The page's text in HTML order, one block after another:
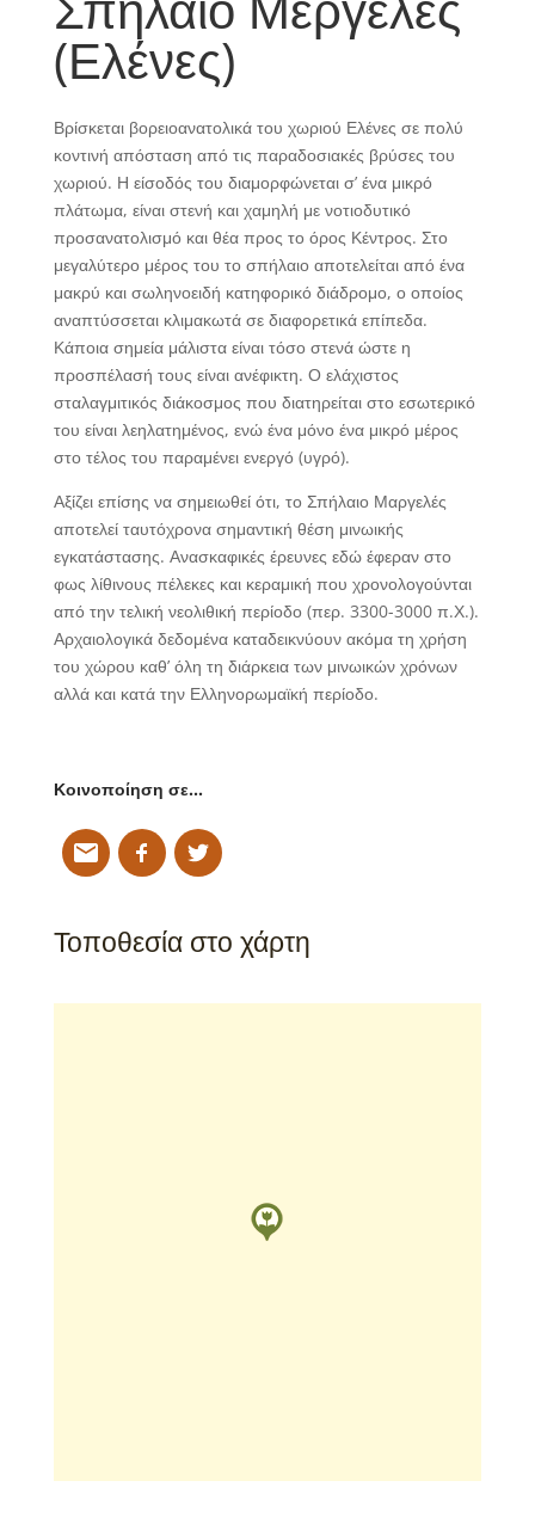
(Ελένες)
Βρίσκεται βορειοανατολικά του χωριού Ελένες σε πολύ
κοντινή απόσταση από τις παραδοσιακές βρύσες του
χωριού. Η είσοδός του διαμορφώνεται σ’ ένα μικρό
πλάτωμα, είναι στενή και χαμηλή με νοτιοδυτικό
προσανατολισμό και θέα προς το όρος Κέντρος. Στο
μεγαλύτερο μέρος του το σπήλαιο αποτελείται από ένα
μακρύ και σωληνοειδή κατηφορικό διάδρομο, ο οποίος
αναπτύσσεται κλιμακωτά σε διαφορετικά επίπεδα.
Κάποια σημεία μάλιστα είναι τόσο στενά ώστε η
προσπέλασή τους είναι ανέφικτη. Ο ελάχιστος
σταλαγμιτικός διάκοσμος που διατηρείται στο εσωτερικό
του είναι λεηλατημένος, ενώ ένα μόνο ένα μικρό μέρος
στο τέλος του παραμένει ενεργό (υγρό).
Αξίζει επίσης να σημειωθεί ότι, το Σπήλαιο Μαργελές
αποτελεί ταυτόχρονα σημαντική θέση μινωικής
εγκατάστασης. Ανασκαφικές έρευνες εδώ έφεραν στο
φως λίθινους πέλεκες και κεραμική που χρονολογούνται
από την τελική νεολιθική περίοδο (περ. 3300-3000 π.Χ.).
Αρχαιολογικά δεδομένα καταδεικνύουν ακόμα τη χρήση
του χώρου καθ’ όλη τη διάρκεια των μινωικών χρόνων
αλλά και κατά την Ελληνορωμαϊκή περίοδο.
Κοινοποίηση σε…
Τοποθεσία στο χάρτη